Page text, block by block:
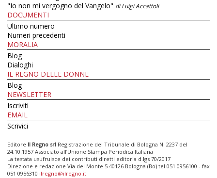
"Io non mi vergogno del Vangelo" di Luigi Accattoli
DOCUMENTI
Ultimo numero
Numeri precedenti
MORALIA
Blog
Dialoghi
IL REGNO DELLE DONNE
Blog
NEWSLETTER
Iscriviti
EMAIL
Scrivici
Editore Il Regno srl Registrazione del Tribunale di Bologna N. 2237 del
24.10.1957 Associato all’Unione Stampa Periodica Italiana
La testata usufruisce dei contributi diretti editoria d.lgs 70/2017
Direzione e redazione Via del Monte 5 40126 Bologna (Bo) tel 051 0956100 - fax
051 0956310 ilregno@ilregno.it